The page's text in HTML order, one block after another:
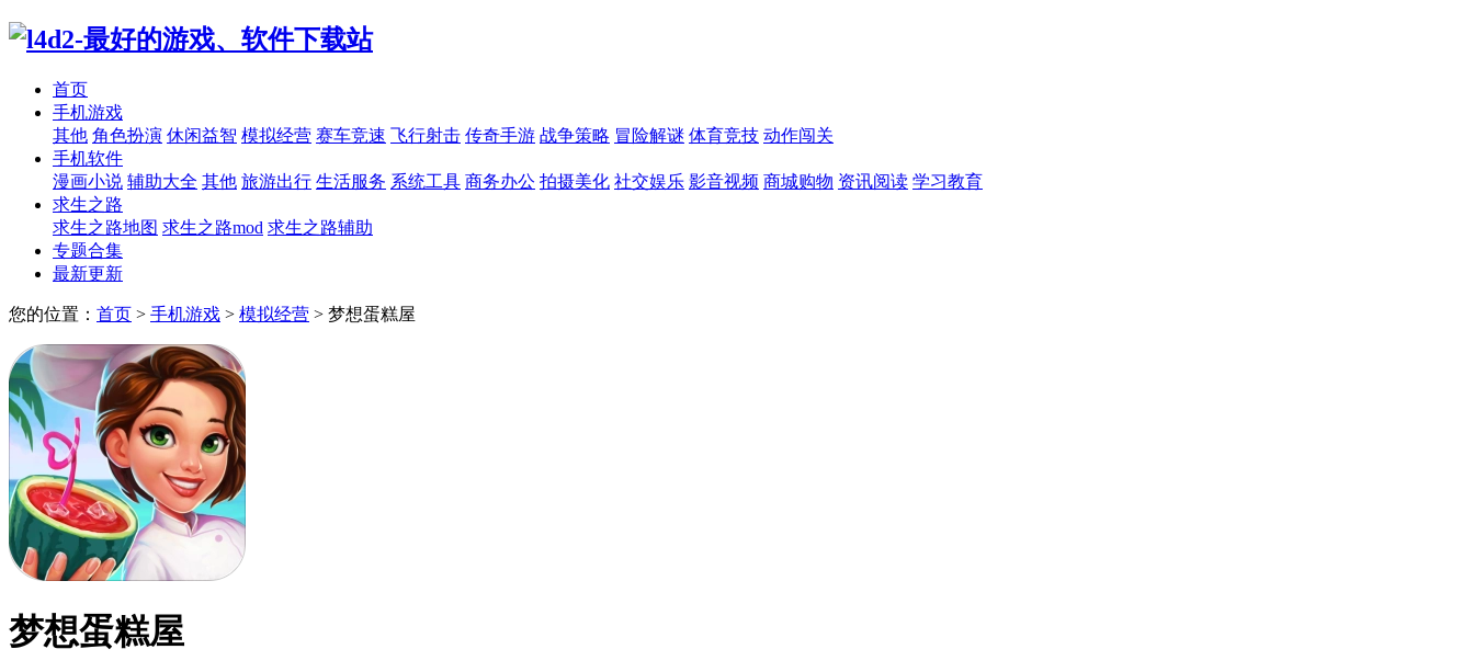
首页
手机游戏
其他 角色扮演 休闲益智 模拟经营 赛车竞速 飞行射击 传奇手游 战争策略 冒险解谜 体育竞技 动作闯关
手机软件
漫画小说 辅助大全 其他 旅游出行 生活服务 系统工具 商务办公 拍摄美化 社交娱乐 影音视频 商城购物 资讯阅读 学习教育
求生之路
求生之路地图 求生之路mod 求生之路辅助
专题合集
最新更新
您的位置： 首页 > 手机游戏 > 模拟经营 > 梦想蛋糕屋
梦想蛋糕屋